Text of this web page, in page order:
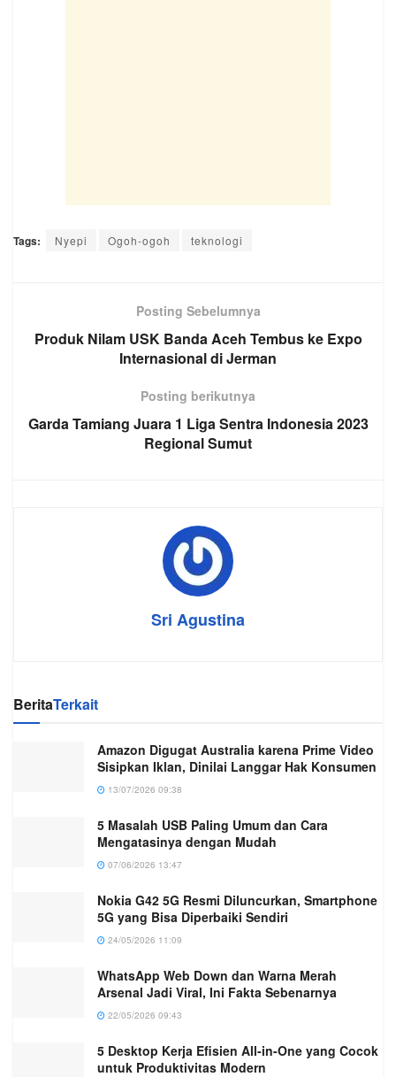
Tags: Nyepi Ogoh-ogoh teknologi
Posting Sebelumnya
Produk Nilam USK Banda Aceh Tembus ke Expo
Internasional di Jerman
Posting berikutnya
Garda Tamiang Juara 1 Liga Sentra Indonesia 2023
Regional Sumut
Sri Agustina
BeritaTerkait
Amazon Digugat Australia karena Prime Video
Sisipkan Iklan, Dinilai Langgar Hak Konsumen
13/07/2026 09:38
5 Masalah USB Paling Umum dan Cara
Mengatasinya dengan Mudah
07/06/2026 13:47
Nokia G42 5G Resmi Diluncurkan, Smartphone
5G yang Bisa Diperbaiki Sendiri
24/05/2026 11:09
WhatsApp Web Down dan Warna Merah
Arsenal Jadi Viral, Ini Fakta Sebenarnya
22/05/2026 09:43
5 Desktop Kerja Efisien All-in-One yang Cocok
untuk Produktivitas Modern